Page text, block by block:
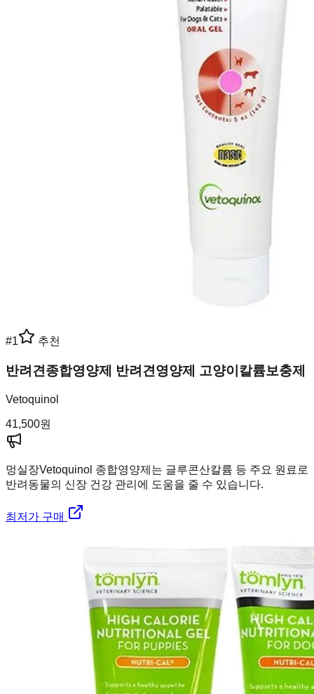
#1 추천
반려견종합영양제 반려견영양제 고양이칼륨보충제
Vetoquinol
41,500원
멍실장Vetoquinol 종합영양제는 글루콘산칼륨 등 주요 원료로
반려동물의 신장 건강 관리에 도움을 줄 수 있습니다.
최저가 구매